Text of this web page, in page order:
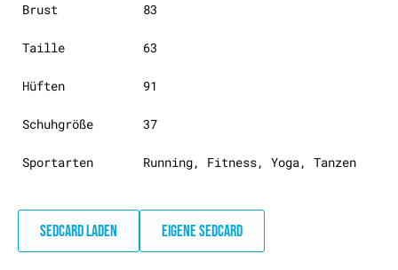
Brust 83
Taille 63
Hüften 91
Schuhgröße 37
Sportarten Running, Fitness, Yoga, Tanzen
SEDCARD LADEN EIGENE SEDCARD